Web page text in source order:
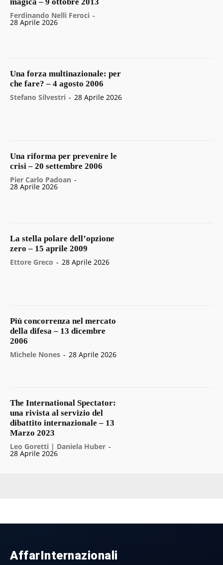
Ferdinando Nelli Feroci -
28 Aprile 2026
Una forza multinazionale: per
che fare? – 4 agosto 2006
Stefano Silvestri - 28 Aprile 2026
Una riforma per prevenire le
crisi – 20 settembre 2006
Pier Carlo Padoan -
28 Aprile 2026
La stella polare dell’opzione
zero – 15 aprile 2009
Ettore Greco - 28 Aprile 2026
Più concorrenza nel mercato
della difesa – 13 dicembre
2006
Michele Nones - 28 Aprile 2026
The International Spectator:
una rivista al servizio del
dibattito internazionale – 13
Marzo 2023
Leo Goretti | Daniela Huber -
28 Aprile 2026
AffarInternazionali